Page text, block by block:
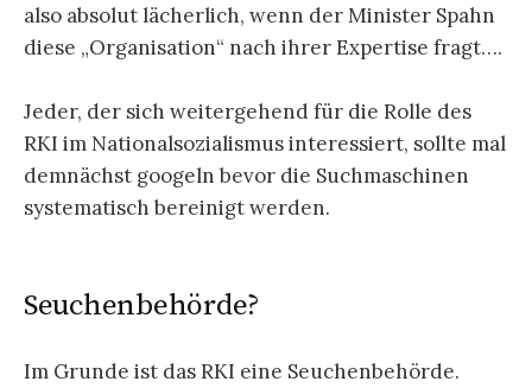
also absolut lächerlich, wenn der Minister Spahn
diese „Organisation“ nach ihrer Expertise fragt….
Jeder, der sich weitergehend für die Rolle des
RKI im Nationalsozialismus interessiert, sollte mal
demnächst googeln bevor die Suchmaschinen
systematisch bereinigt werden.
Seuchenbehörde?
Im Grunde ist das RKI eine Seuchenbehörde.